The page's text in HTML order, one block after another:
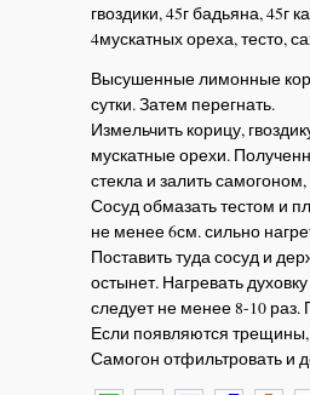
гвоздики, 45г бадьяна, 45г
4мускатных ореха, тесто,
Высушенные лимонные
сутки. Затем перегнать.
Измельчить корицу,
мускатные орехи.
стекла и залить
Сосуд обмазать тестом и
не менее 6см. сильно
Поставить туда сосуд и
остынет. Нагревать
следует не менее 8-10 раз.
Если появляются трещины,
Самогон отфильтровать и